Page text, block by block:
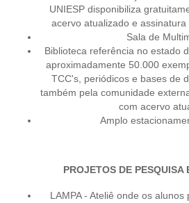
UNIESP disponibiliza
acervo atualizado e assinatura
Sala de
Biblioteca referência no estado
aproximadamente 50.000
TCC's, periódicos e bases de
também pela comunidade
com acervo
Amplo
PROJETOS DE PESQUISA
LAMPA - Ateliê onde os